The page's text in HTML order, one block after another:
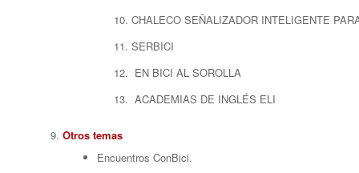
CHALECO SEÑALIZADOR INTELIGENTE
SERBICI
EN BICI AL SOROLLA
ACADEMIAS DE INGLÉS ELI
Otros temas
Encuentros ConBici.